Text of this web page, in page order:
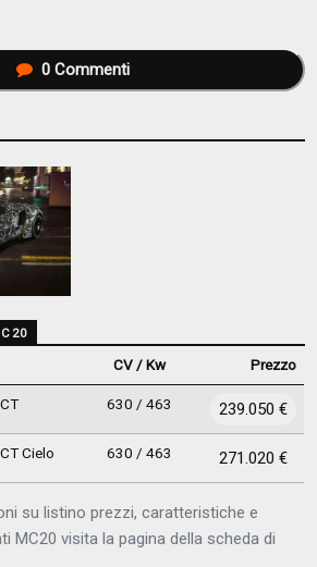
0Commenti
CV / Kw Prezzo
630 / 463 239.050 €
Cielo 630 / 463 271.020 €
su listino prezzi, caratteristiche e
MC20 visita la pagina della scheda di